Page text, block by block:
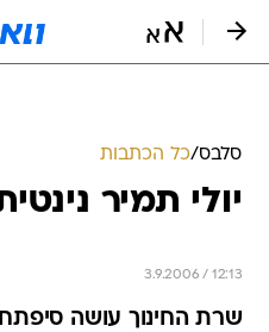
סלבס/כל הכתבות
יולי תמיר
3.9.2006 / 12:13
שרת החינוך עושה